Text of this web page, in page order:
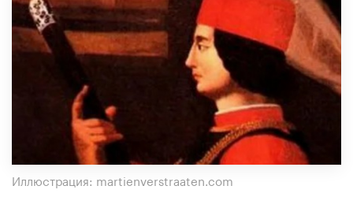
Иллюстрация: martienverstraaten.com